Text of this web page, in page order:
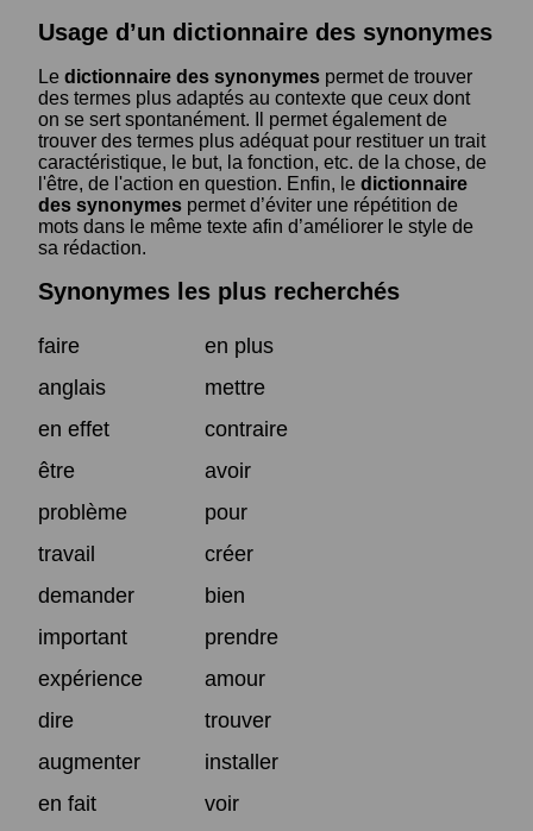
Usage d’un dictionnaire des synonymes
Le dictionnaire des synonymes permet de trouver
des termes plus adaptés au contexte que ceux dont
on se sert spontanément. Il permet également de
trouver des termes plus adéquat pour restituer un trait
caractéristique, le but, la fonction, etc. de la chose, de
l'être, de l'action en question. Enfin, le dictionnaire
des synonymes permet d’éviter une répétition de
mots dans le même texte afin d’améliorer le style de
sa rédaction.
Synonymes les plus recherchés
faire
en plus
anglais
mettre
en effet
contraire
être
avoir
problème
pour
travail
créer
demander
bien
important
prendre
expérience
amour
dire
trouver
augmenter
installer
en fait
voir